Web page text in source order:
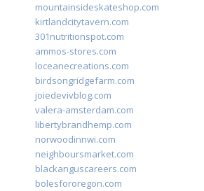
mountainsideskateshop.com
kirtlandcitytavern.com
301nutritionspot.com
ammos-stores.com
loceanecreations.com
birdsongridgefarm.com
joiedevivblog.com
valera-amsterdam.com
libertybrandhemp.com
norwoodinnwi.com
neighboursmarket.com
blackanguscareers.com
bolesfororegon.com